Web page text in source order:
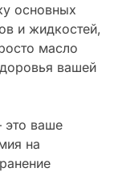
основных
и жидкостей,
масло
вашей
это ваше
на